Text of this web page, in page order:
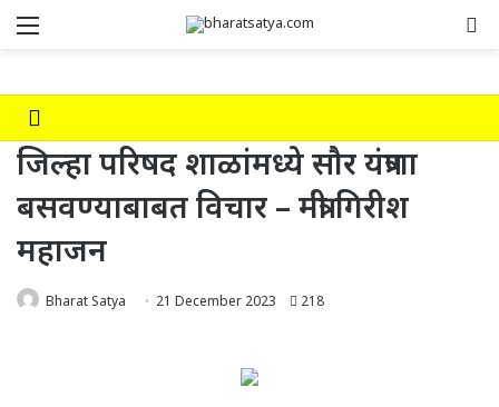
Menu
जिल्हा परिषद शाळांमध्ये सौर यंत्रणा
बसवण्याबाबत विचार – मंत्री गिरीश
महाजन
Bharat Satya 21 December 2023 218